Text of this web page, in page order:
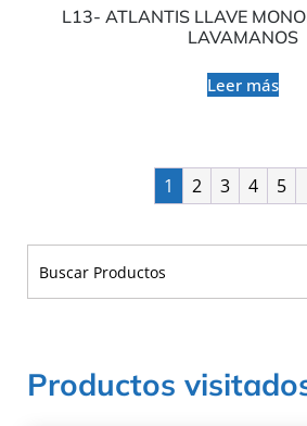
L13- ATLANTIS LLAVE
LAVAMANOS
Leer más
1 2 3 4 5
Productos